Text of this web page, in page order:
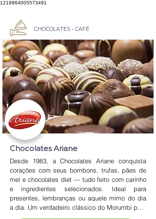
1219964005573491
CHOCOLATES • CAFÉ
Chocolates Ariane
Desde 1983, a Chocolates Ariane conquista
corações com seus bombons, trufas, pães de
mel e chocolates diet — tudo feito com carinho
e ingredientes selecionados. Ideal para
presentes, lembranças ou aquele mimo do dia
a dia. Um verdadeiro clássico do Morumbi para